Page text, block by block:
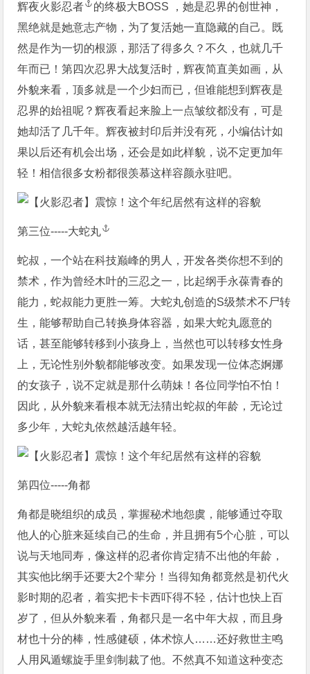
辉夜火影忍者
的终极大BOSS ，她是忍界的创世神，
黑绝就是她意志产物，为了复活她一直隐藏的自己。既
然是作为一切的根源，那活了得多久？不久，也就几千
年而已！第四次忍界大战复活时，辉夜简直美如画，从
外貌来看，顶多就是一个少妇而已，但谁能想到辉夜是
忍界的始祖呢？辉夜看起来脸上一点皱纹都没有，可是
她却活了几千年。辉夜被封印后并没有死，小编估计如
果以后还有机会出场，还会是如此样貌，说不定更加年
轻！相信很多女粉都很羡慕这样容颜永驻吧。
第三位-----大蛇丸
蛇叔，一个站在科技巅峰的男人，开发各类你想不到的
禁术，作为曾经木叶的三忍之一，比起纲手永葆青春的
能力，蛇叔能力更胜一筹。大蛇丸创造的S级禁术不尸转
生，能够帮助自己转换身体容器，如果大蛇丸愿意的
话，甚至能够转移到小孩身上，当然也可以转移女性身
上，无论性别外貌都能够改变。如果发现一位体态婀娜
的女孩子，说不定就是那什么萌妹！各位同学怕不怕！
因此，从外貌来看根本就无法猜出蛇叔的年龄，无论过
多少年，大蛇丸依然越活越年轻。
第四位-----角都
角都是晓组织的成员，掌握秘术地怨虞，能够通过夺取
他人的心脏来延续自己的生命，并且拥有5个心脏，可以
说与天地同寿，像这样的忍者你肯定猜不出他的年龄，
其实他比纲手还要大2个辈分！当得知角都竟然是初代火
影时期的忍者，着实把卡卡西吓得不轻，估计也快上百
岁了，但从外貌来看，角都只是一名中年大叔，而且身
材也十分的棒，性感健硕，体术惊人……还好救世主鸣
人用风遁螺旋手里剑制裁了他。不然真不知道这种变态